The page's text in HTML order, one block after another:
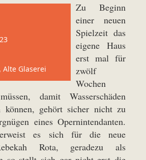
Glaserei
Zu Beginn
einer neuen
Spielzeit das
eigene Haus
erst mal für
zwölf
Wochen
damit Wasserschäden
können, gehört sicher nicht zu
eines Opernintendanten.
es sich für die neue
Rota, geradezu als